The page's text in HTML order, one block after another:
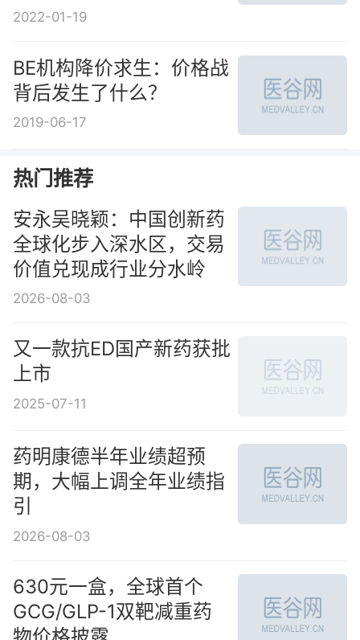
2022-01-19
BE机构降价求生：价格战
背后发生了什么？
2019-06-17
热门推荐
安永吴晓颖：中国创新药
全球化步入深水区，交易
价值兑现成行业分水岭
2026-08-03
又一款抗ED国产新药获批
上市
2025-07-11
药明康德半年业绩超预
期，大幅上调全年业绩指
引
2026-08-03
630元一盒，全球首个
GCG/GLP-1双靶减重药